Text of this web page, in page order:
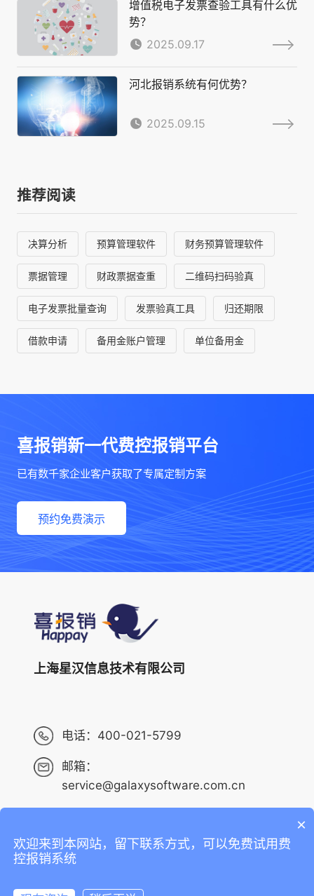
增值税电子发票查验工具有什么优
势？
2025.09.17
河北报销系统有何优势？
2025.09.15
推荐阅读
决算分析 预算管理软件 财务预算管理软件
票据管理 财政票据查重 二维码扫码验真
电子发票批量查询 发票验真工具 归还期限
借款申请 备用金账户管理 单位备用金
喜报销新一代费控报销平台
已有数千家企业客户获取了专属定制方案
预约免费演示
上海星汉信息技术有限公司
电话： 400-021-5799
邮箱：
service@galaxysoftware.com.cn
Copyright ©2013-2023 上海星汉信息技术有限公司 版权
沪ICP备14001765号-6
×
欢迎来到本网站，留下联系方式，可以免费试用费
控报销系统